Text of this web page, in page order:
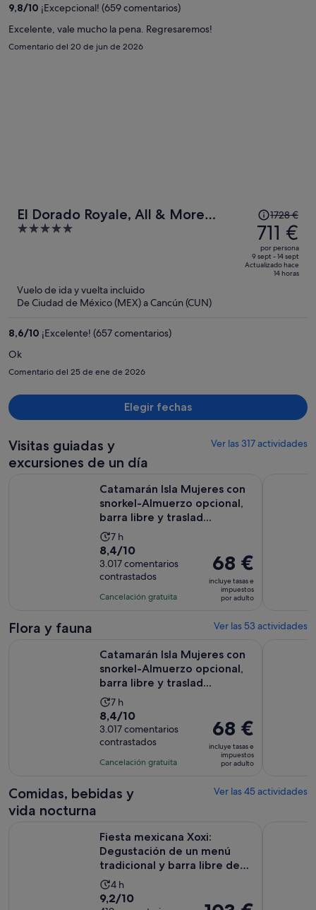
9,8/10 ¡Excepcional! (659 comentarios)
Excelente, vale mucho la pena. Regresaremos!
Comentario del 20 de jun de 2026
El Dorado Royale, All & More
Inclusive Adults Only
5
El
precio
era
de
1728 €,
1728 €
711 €
por persona
9 sept - 14 sept
Actualizado hace
14 horas
Vuelo de ida y vuelta incluido
De Ciudad de México (MEX) a Cancún (CUN)
8,6/10 ¡Excelente! (657 comentarios)
Ok
Comentario del 25 de ene de 2026
Elegir fechas
Visitas guiadas y
excursiones de un día
Ver las 317 actividades
Catamarán Isla Mujeres con
snorkel-Almuerzo opcional,
barra libre y traslad...
La
duración
de
la
actividad
7 h
8.4
sobre
10
con
8,4/10
3.017 comentarios
contrastados
Cancelación gratuita
El
precio
es
de
por
68 €
incluye tasas e
impuestos
por adulto
Flora y fauna Ver las 53 actividades
Catamarán Isla Mujeres con
snorkel-Almuerzo opcional,
barra libre y traslad...
La
duración
de
la
actividad
de
7 h
8.4
sobre
10
con
comentarios
8,4/10
3.017 comentarios
contrastados
Cancelación gratuita
El
precio
es
de
por
68 €
incluye tasas e
impuestos
por adulto
Comidas, bebidas y
vida nocturna
Ver las 45 actividades
Fiesta mexicana Xoxi:
Degustación de un menú
tradicional y barra libre de
t...La
duración
4 h
9.2
9,2/10
El